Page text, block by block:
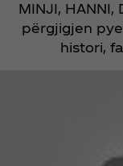
MINJI, HANNI,
përgjigjen
histori,